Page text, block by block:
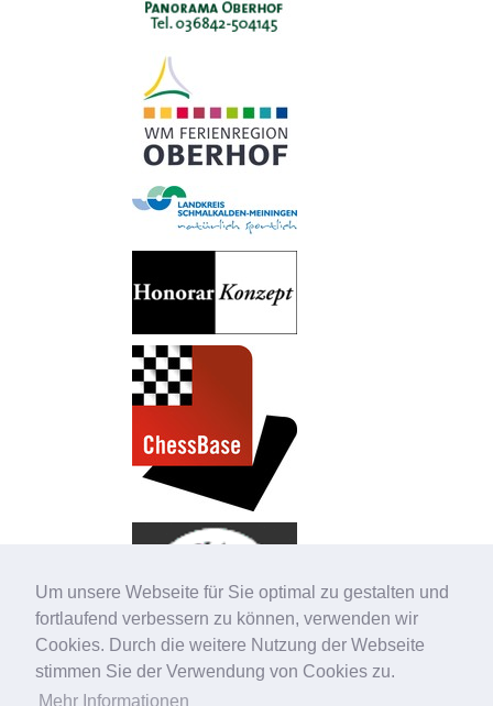
Um unsere Webseite für Sie optimal zu gestalten und
fortlaufend verbessern zu können, verwenden wir
Cookies. Durch die weitere Nutzung der Webseite
stimmen Sie der Verwendung von Cookies zu.
Mehr Informationen